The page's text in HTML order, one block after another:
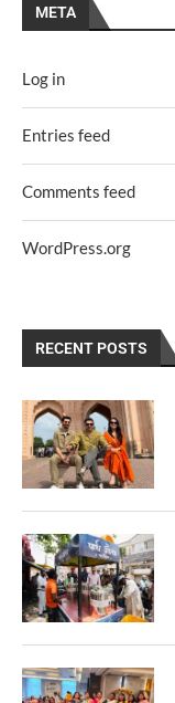
META
Log in
Entries feed
Comments feed
WordPress.org
RECENT POSTS